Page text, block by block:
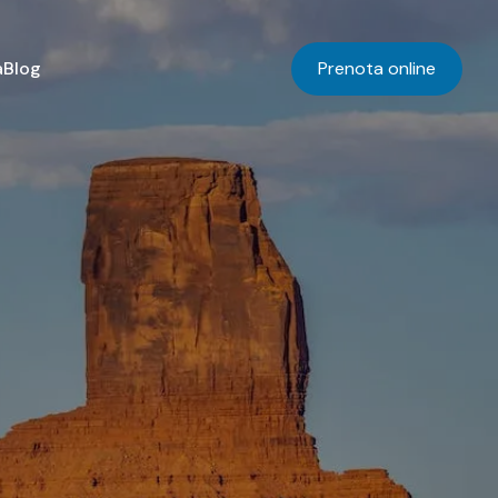
Blog Prenota online